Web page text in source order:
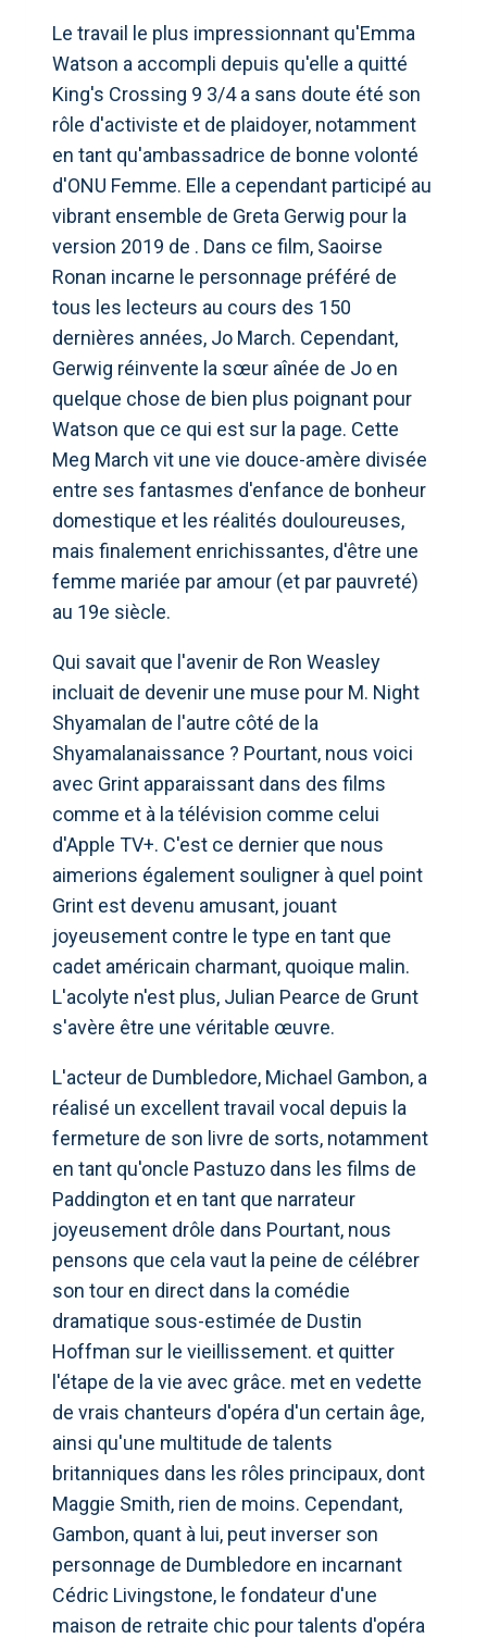
Le travail le plus impressionnant qu'Emma
Watson a accompli depuis qu'elle a quitté
King's Crossing 9 3/4 a sans doute été son
rôle d'activiste et de plaidoyer, notamment
en tant qu'ambassadrice de bonne volonté
d'ONU Femme. Elle a cependant participé au
vibrant ensemble de Greta Gerwig pour la
version 2019 de . Dans ce film, Saoirse
Ronan incarne le personnage préféré de
tous les lecteurs au cours des 150
dernières années, Jo March. Cependant,
Gerwig réinvente la sœur aînée de Jo en
quelque chose de bien plus poignant pour
Watson que ce qui est sur la page. Cette
Meg March vit une vie douce-amère divisée
entre ses fantasmes d'enfance de bonheur
domestique et les réalités douloureuses,
mais finalement enrichissantes, d'être une
femme mariée par amour (et par pauvreté)
au 19e siècle.
Qui savait que l'avenir de Ron Weasley
incluait de devenir une muse pour M. Night
Shyamalan de l'autre côté de la
Shyamalanaissance ? Pourtant, nous voici
avec Grint apparaissant dans des films
comme et à la télévision comme celui
d'Apple TV+. C'est ce dernier que nous
aimerions également souligner à quel point
Grint est devenu amusant, jouant
joyeusement contre le type en tant que
cadet américain charmant, quoique malin.
L'acolyte n'est plus, Julian Pearce de Grunt
s'avère être une véritable œuvre.
L'acteur de Dumbledore, Michael Gambon, a
réalisé un excellent travail vocal depuis la
fermeture de son livre de sorts, notamment
en tant qu'oncle Pastuzo dans les films de
Paddington et en tant que narrateur
joyeusement drôle dans Pourtant, nous
pensons que cela vaut la peine de célébrer
son tour en direct dans la comédie
dramatique sous-estimée de Dustin
Hoffman sur le vieillissement. et quitter
l'étape de la vie avec grâce. met en vedette
de vrais chanteurs d'opéra d'un certain âge,
ainsi qu'une multitude de talents
britanniques dans les rôles principaux, dont
Maggie Smith, rien de moins. Cependant,
Gambon, quant à lui, peut inverser son
personnage de Dumbledore en incarnant
Cédric Livingstone, le fondateur d'une
maison de retraite chic pour talents d'opéra